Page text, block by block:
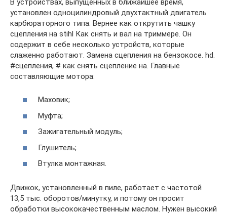
установлен одноцилиндровый двухтактный двигатель
карбюраторного типа. Вернее как открутить чашку
сцепления на stihl Как снять и вал на триммере. Он
содержит в себе несколько устройств, которые
слаженно работают. Замена сцепления на бензокосе. hd.
#сцепления, # как снять сцепление на. Главные
составляющие мотора:
Маховик;
Муфта;
Зажигательный модуль;
Глушитель;
Втулка монтажная.
Движок, установленный в пиле, работает с частотой
13,5 тыс. оборотов/минутку, и потому он просит
обработки высококачественным маслом. Нужен высокий